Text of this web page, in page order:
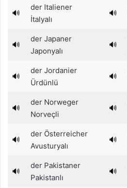
🔊
der Italiener
İtalyalı
🔊
🔊
der Japaner
Japonyalı
🔊
🔊
der Jordanier
Ürdünlü
🔊
🔊
der Norweger
Norveçli
🔊
🔊
der Österreicher
Avusturyalı
🔊
🔊
der Pakistaner
Pakistanlı
🔊